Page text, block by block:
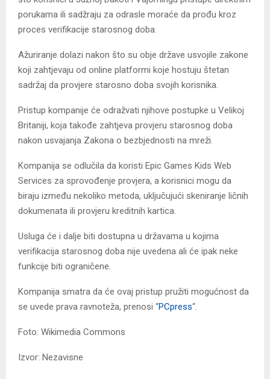
porukama ili sadžraju za odrasle moraće da prođu kroz
proces verifikacije starosnog doba.
Ažuriranje dolazi nakon što su obje države usvojile zakone
koji zahtjevaju od online platformi koje hostuju štetan
sadržaj da provjere starosno doba svojih korisnika.
Pristup kompanije će odražvati njihove postupke u Velikoj
Britaniji, koja takođe zahtjeva provjeru starosnog doba
nakon usvajanja Zakona o bezbjednosti na mreži.
Kompanija se odlučila da koristi Epic Games Kids Web
Services za sprovođenje provjera, a korisnici mogu da
biraju između nekoliko metoda, uključujući skeniranje ličnih
dokumenata ili provjeru kreditnih kartica.
Usluga će i dalje biti dostupna u državama u kojima
verifikacija starosnog doba nije uvedena ali će ipak neke
funkcije biti ograničene.
Kompanija smatra da će ovaj pristup pružiti mogućnost da
se uvede prava ravnoteža, prenosi “PCpress“.
Foto: Wikimedia Commons
Izvor: Nezavisne